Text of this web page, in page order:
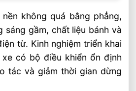
không quá bằng phẳng,
sáng gầm, chất liệu bánh và
từ. Kinh nghiệm triển khai
có bộ điều khiển ổn định
tác và giảm thời gian dừng